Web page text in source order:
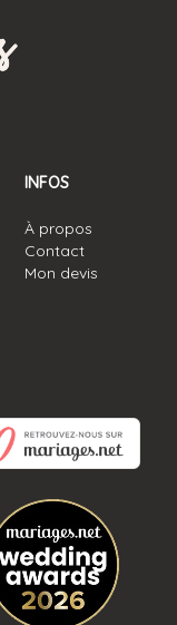
INFOS
À propos
Contact
Mon devis